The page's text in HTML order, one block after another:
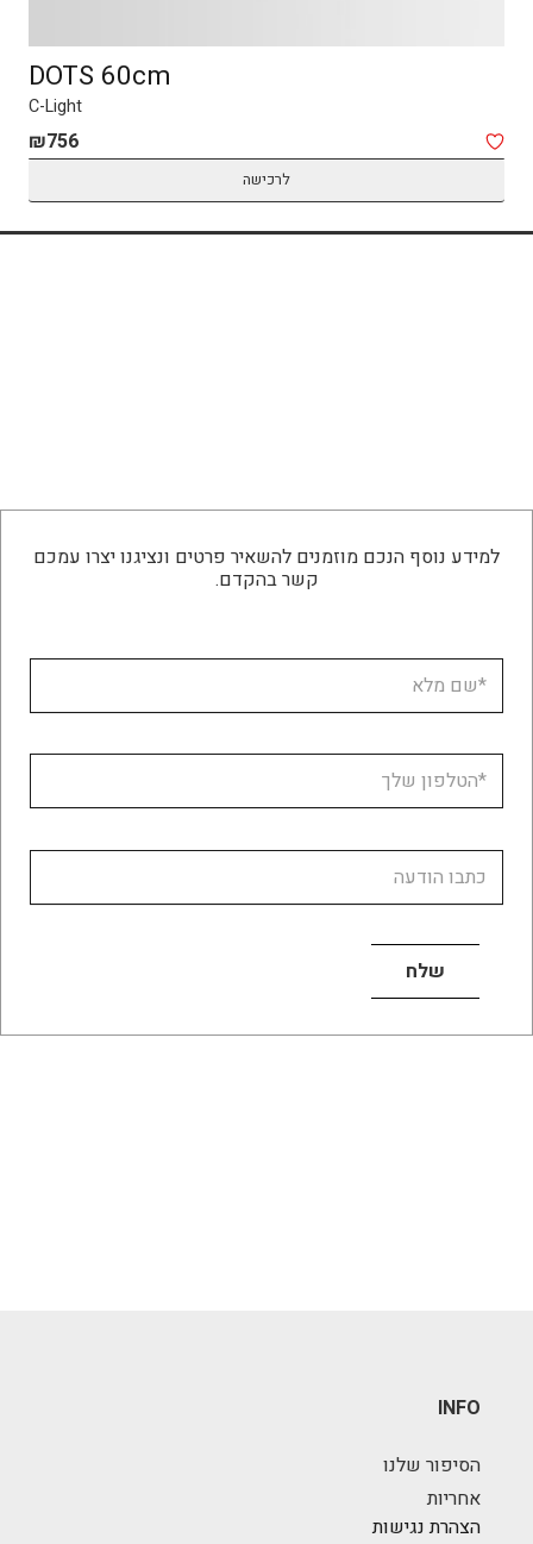
DOTS 60cm
C-Light
₪756
לרכישה
למידע נוסף הנכם מוזמנים להשאיר פרטים ונציגנו יצרו עמכם
קשר בהקדם.
INFO
הסיפור שלנו
אחריות
הצהרת נגישות